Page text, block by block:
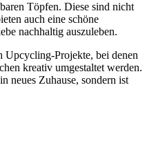
Töpfen. Diese sind nicht
auch eine schöne
nachhaltig auszuleben.
Upcycling-Projekte, bei denen
kreativ umgestaltet werden.
neues Zuhause, sondern ist